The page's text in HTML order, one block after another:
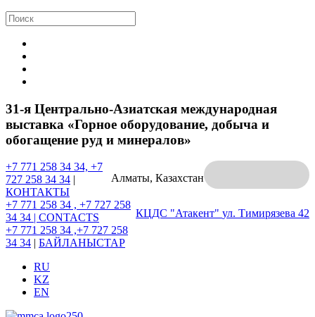
31-я Центрально-Азиатская международная
выставка «Горное оборудование, добыча и
обогащение руд и минералов»
Алматы, Казахстан
КЦДС "Атакент" ул. Тимирязева 42
+7 771 258 34 34, +7
727 258 34 34 |
КОНТАКТЫ
+7 771 258 34 , +7 727 258
34 34 | CONTACTS
+7 771 258 34 ,+7 727 258
34 34 | БАЙЛАНЫСТАР
RU
KZ
EN